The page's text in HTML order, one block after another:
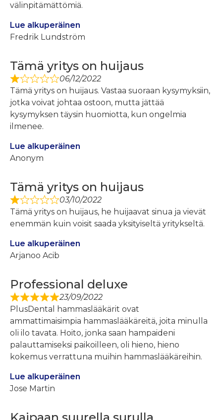
välinpitämättömiä.
Lue alkuperäinen
Fredrik Lundström
Tämä yritys on huijaus
06/12/2022
Tämä yritys on huijaus. Vastaa suoraan kysymyksiin,
jotka voivat johtaa ostoon, mutta jättää
kysymyksen täysin huomiotta, kun ongelmia
ilmenee.
Lue alkuperäinen
Anonym
Tämä yritys on huijaus
03/10/2022
Tämä yritys on huijaus, he huijaavat sinua ja vievät
enemmän kuin voisit saada yksityiseltä yritykseltä.
Lue alkuperäinen
Arjanoo Acib
Professional deluxe
23/09/2022
PlusDental hammaslääkärit ovat
ammattimaisimpia hammaslääkäreitä, joita minulla
oli ilo tavata. Hoito, jonka saan hampaideni
palauttamiseksi paikoilleen, oli hieno, hieno
kokemus verrattuna muihin hammaslääkäreihin.
Lue alkuperäinen
Jose Martin